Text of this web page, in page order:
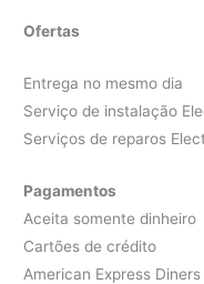
Ofertas
Entrega no mesmo dia
Serviço de instalação
Serviços de reparos
Pagamentos
Aceita somente dinheiro
Cartões de crédito
American Express